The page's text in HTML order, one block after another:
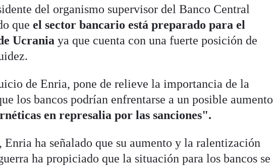
del organismo supervisor del Banco Central
queel sector bancario está preparado para el
Ucraniaya que cuenta con una fuerte posición de
de Enria, pone de relieve la importancia de la
los bancos podrían enfrentarse a un posible aumento
en represalia por las sanciones".
ha señalado que su aumento y la ralentización
ha propiciado que la situación para los bancos se